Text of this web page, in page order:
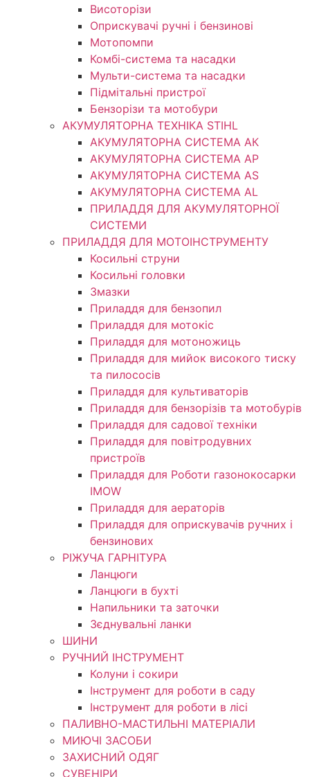
Висоторізи
Оприскувачі ручні і бензинові
Мотопомпи
Комбі-система та насадки
Мульти-система та насадки
Підмітальні пристрої
Бензорізи та мотобури
АКУМУЛЯТОРНА ТЕХНІКА STIHL
АКУМУЛЯТОРНА СИСТЕМА АК
АКУМУЛЯТОРНА СИСТЕМА АР
АКУМУЛЯТОРНА СИСТЕМА AS
АКУМУЛЯТОРНА СИСТЕМА AL
ПРИЛАДДЯ ДЛЯ АКУМУЛЯТОРНОЇ
СИСТЕМИ
ПРИЛАДДЯ ДЛЯ МОТОІНСТРУМЕНТУ
Косильні струни
Косильні головки
Змазки
Приладдя для бензопил
Приладдя для мотокіс
Приладдя для мотоножиць
Приладдя для мийок високого тиску
та пилососів
Приладдя для культиваторів
Приладдя для бензорізів та мотобурів
Приладдя для садової техніки
Приладдя для повітродувних
пристроїв
Приладдя для Роботи газонокосарки
IMOW
Приладдя для аераторів
Приладдя для оприскувачів ручних і
бензинових
РІЖУЧА ГАРНІТУРА
Ланцюги
Ланцюги в бухті
Напильники та заточки
Зєднувальні ланки
ШИНИ
РУЧНИЙ ІНСТРУМЕНТ
Колуни і сокири
Інструмент для роботи в саду
Інструмент для роботи в лісі
ПАЛИВНО-МАСТИЛЬНІ МАТЕРІАЛИ
МИЮЧІ ЗАСОБИ
ЗАХИСНИЙ ОДЯГ
СУВЕНІРИ